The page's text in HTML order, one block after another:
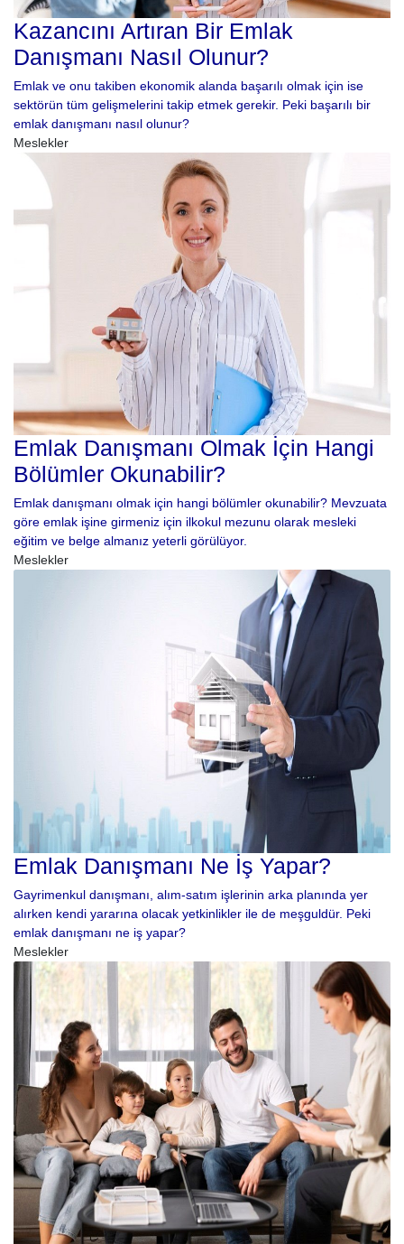
Kazancını Artıran Bir Emlak
Danışmanı Nasıl Olunur?
Emlak ve onu takiben ekonomik alanda başarılı olmak için ise
sektörün tüm gelişmelerini takip etmek gerekir. Peki başarılı bir
emlak danışmanı nasıl olunur?
Meslekler
Emlak Danışmanı Olmak İçin Hangi
Bölümler Okunabilir?
Emlak danışmanı olmak için hangi bölümler okunabilir? Mevzuata
göre emlak işine girmeniz için ilkokul mezunu olarak mesleki
eğitim ve belge almanız yeterli görülüyor.
Meslekler
Emlak Danışmanı Ne İş Yapar?
Gayrimenkul danışmanı, alım-satım işlerinin arka planında yer
alırken kendi yararına olacak yetkinlikler ile de meşguldür. Peki
emlak danışmanı ne iş yapar?
Meslekler